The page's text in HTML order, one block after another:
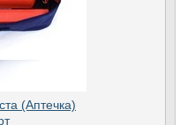
(Аптечка)